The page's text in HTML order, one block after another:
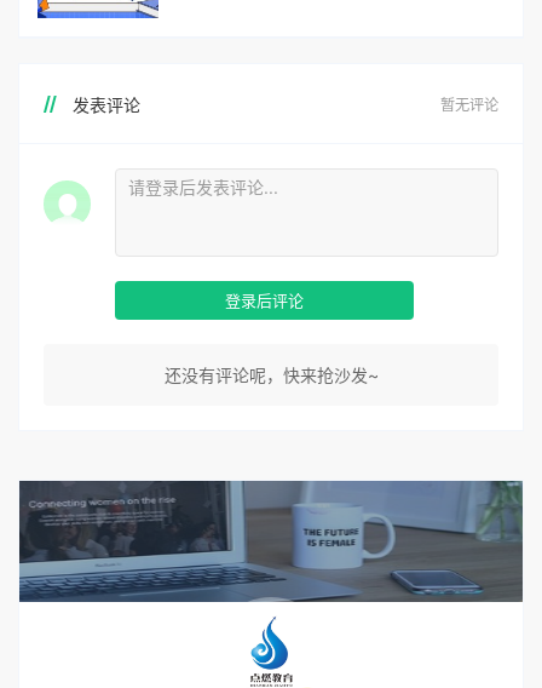
发表评论 暂无评论
登录后评论
还没有评论呢，快来抢沙发~